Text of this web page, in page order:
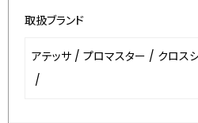
取扱ブランド
アテッサ / プロマスター / クロス
/